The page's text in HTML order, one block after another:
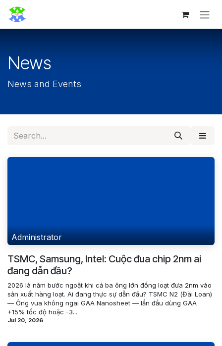
Skip to Content
News
News and Events
Administrator
TSMC, Samsung, Intel: Cuộc đua chip 2nm ai
đang dẫn đầu?
2026 là năm bước ngoặt khi cả ba ông lớn đồng loạt đưa 2nm vào
sản xuất hàng loạt. Ai đang thực sự dẫn đầu? TSMC N2 (Đài Loan)
— Ông vua không ngai GAA Nanosheet — lần đầu dùng GAA
+15% tốc độ hoặc -3...
Jul 20, 2026